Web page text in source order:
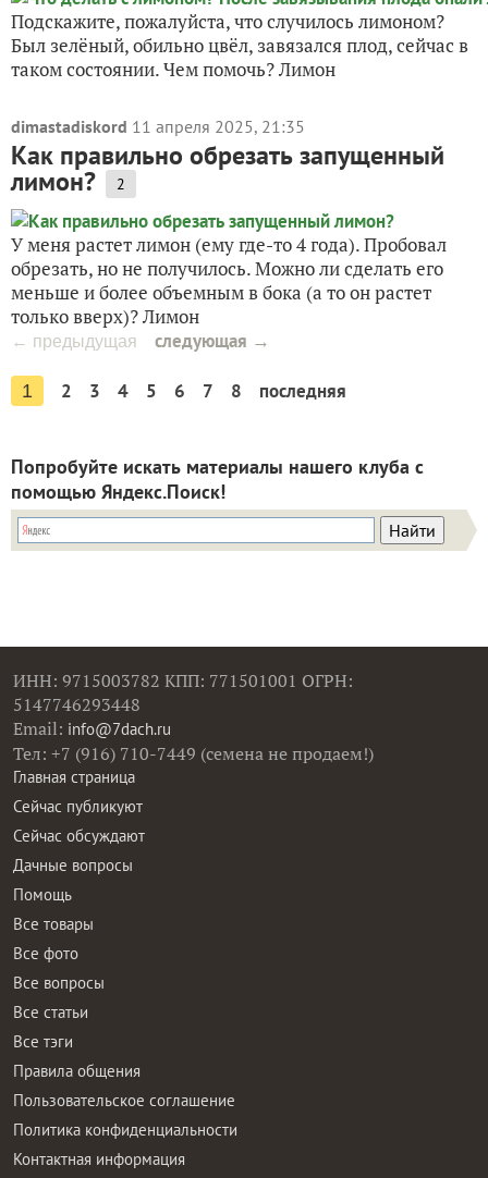
Подскажите, пожалуйста, что случилось лимоном?
Был зелёный, обильно цвёл, завязался плод, сейчас в
таком состоянии. Чем помочь? Лимон
dimastadiskord 11 апреля 2025, 21:35
Как правильно обрезать запущенный
лимон? 2
У меня растет лимон (ему где-то 4 года). Пробовал
обрезать, но не получилось. Можно ли сделать его
меньше и более объемным в бока (а то он растет
только вверх)? Лимон
← предыдущая следующая →
1 2 3 4 5 6 7 8 последняя
Попробуйте искать материалы нашего клуба с
помощью Яндекс.Поиск!
ИНН: 9715003782 КПП: 771501001 ОГРН:
5147746293448
Email: info@7dach.ru
Тел: +7 (916) 710-7449 (семена не продаем!)
Главная страница
Сейчас публикуют
Сейчас обсуждают
Дачные вопросы
Помощь
Все товары
Все фото
Все вопросы
Все статьи
Все тэги
Правила общения
Пользовательское соглашение
Политика конфиденциальности
Контактная информация